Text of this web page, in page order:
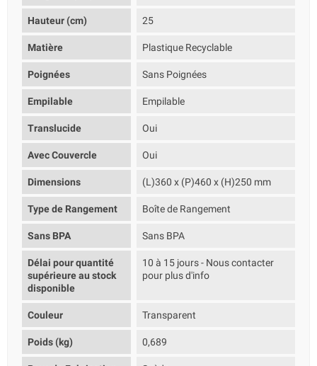
Hauteur (cm) 25
Matière Plastique Recyclable
Poignées Sans Poignées
Empilable Empilable
Translucide Oui
Avec Couvercle Oui
Dimensions (L)360 x (P)460 x (H)250 mm
Type de Rangement Boîte de Rangement
Sans BPA Sans BPA
Délai pour quantité
supérieure au stock
disponible
10 à 15 jours - Nous contacter
pour plus d'info
Couleur Transparent
Poids (kg) 0,689